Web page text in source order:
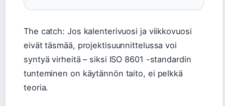
The catch: Jos kalenterivuosi ja viikkovuosi
eivät täsmää, projektisuunnittelussa voi
syntyä virheitä – siksi ISO 8601 -standardin
tunteminen on käytännön taito, ei pelkkä
teoria.